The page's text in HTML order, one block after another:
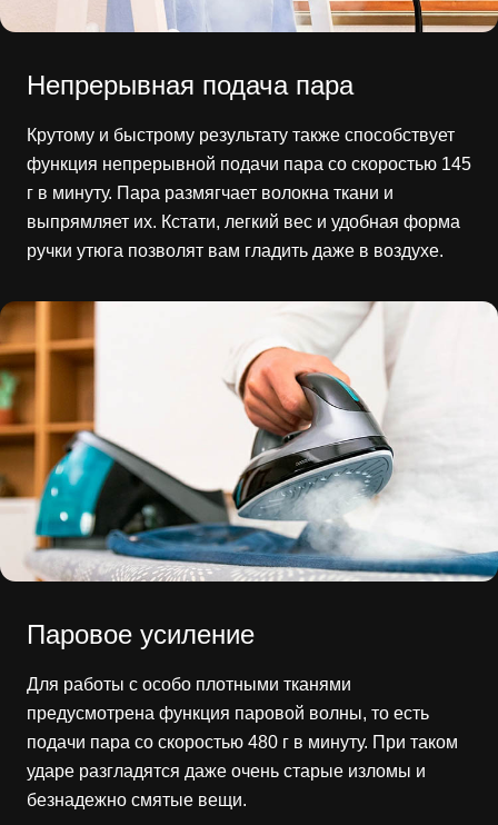
Непрерывная подача пара
Крутому и быстрому результату также способствует
функция непрерывной подачи пара со скоростью 145
г в минуту. Пара размягчает волокна ткани и
выпрямляет их. Кстати, легкий вес и удобная форма
ручки утюга позволят вам гладить даже в воздухе.
Паровое усиление
Для работы с особо плотными тканями
предусмотрена функция паровой волны, то есть
подачи пара со скоростью 480 г в минуту. При таком
ударе разгладятся даже очень старые изломы и
безнадежно смятые вещи.